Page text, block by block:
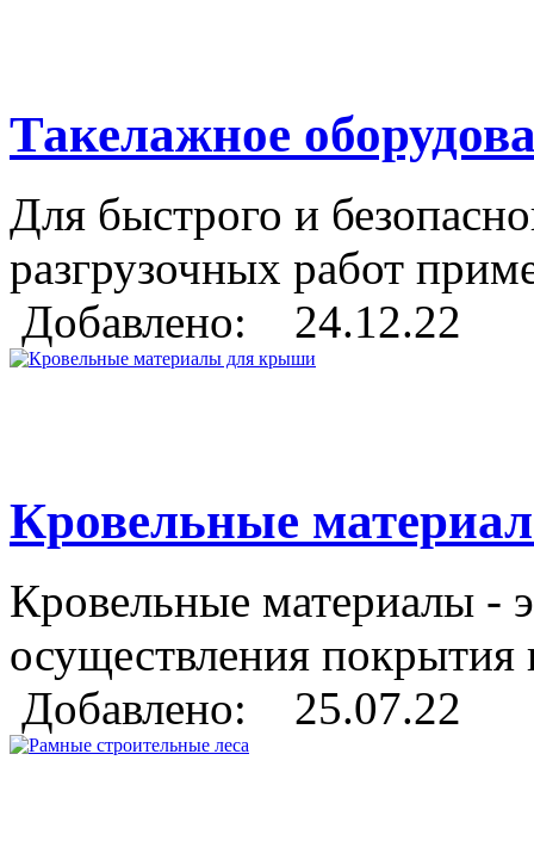
Такелажное
Для быстрого и
разгрузочных работ
Добавлено: 24.12.22
Кровельные
Кровельные материалы -
осуществления
Добавлено: 25.07.22